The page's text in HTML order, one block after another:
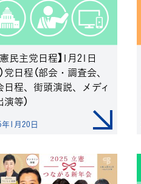
憲民主党日程】1月21日
党日程（部会・調査会、
日程、街頭演説、メディ
等）
1月20日